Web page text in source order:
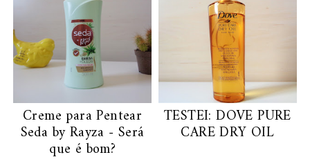
Creme para Pentear
Seda by Rayza - Será
que é bom?
TESTEI: DOVE PURE
CARE DRY OIL